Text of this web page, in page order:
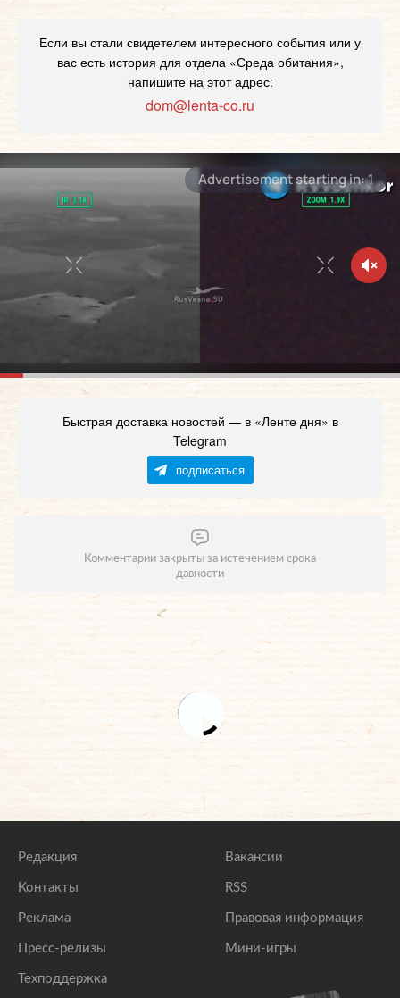
Если вы стали свидетелем интересного события или у
вас есть история для отдела «Среда обитания»,
напишите на этот адрес:
dom@lenta-co.ru
Быстрая доставка новостей — в «Ленте дня» в
Telegram
подписаться
Комментарии закрыты за истечением срока
давности
Редакция
Контакты
Реклама
Пресс-релизы
Техподдержка
Вакансии
RSS
Правовая информация
Мини-игры